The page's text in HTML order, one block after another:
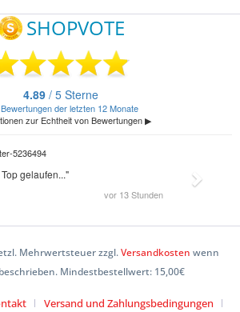
Mehrwertsteuer zzgl.Versandkosten wenn
Mindestbestellwert: 15,00€
Versand und Zahlungsbedingungen